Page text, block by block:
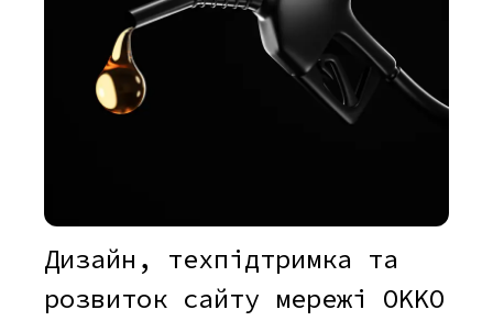
Дизайн, техпідтримка та
розвиток сайту мережі OKKO